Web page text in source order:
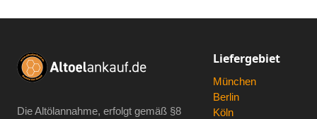
Die Altölannahme, erfolgt gemäß §8
Liefergebiet
München
Berlin
Köln